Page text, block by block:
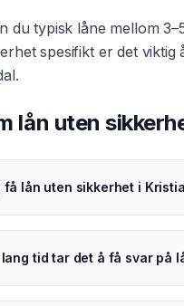
du typisk låne mellom
spesifikt er det viktig
.
lån uten
få lån uten sikkerhet i
lang tid tar det å få svar på